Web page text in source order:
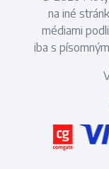
na iné
médiami
iba s